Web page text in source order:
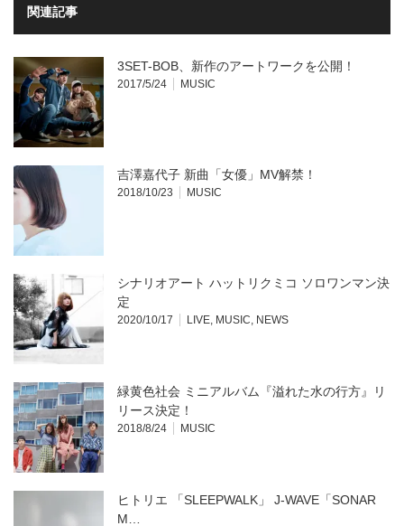
い
ウ
ィ
ウ
で
開
き
ま
す)
く
い
(新
し
い
ウ
ィ
ン
ド
ウ
関連記事
3SET-BOB、新作のアートワークを公開！
2017/5/24 MUSIC
吉澤嘉代子 新曲「女優」MV解禁！
2018/10/23 MUSIC
シナリオアート ハットリクミコ ソロワンマン決
定
2020/10/17 LIVE, MUSIC, NEWS
緑黄色社会 ミニアルバム『溢れた水の行方』リ
リース決定！
2018/8/24 MUSIC
ヒトリエ 「SLEEPWALK」 J-WAVE「SONAR
M…